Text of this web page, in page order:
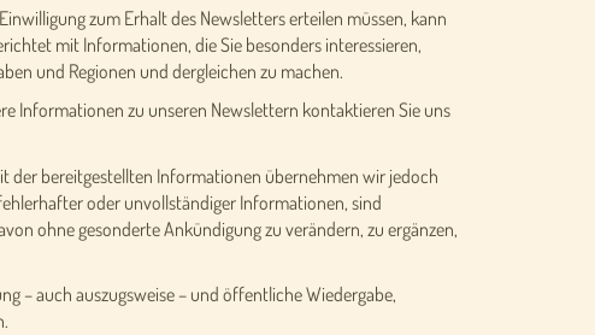
zum Erhalt des Newsletters erteilen müssen, kann
mit Informationen, die Sie besonders interessieren,
und Regionen und dergleichen zu machen.
Informationen zu unseren Newslettern kontaktieren Sie uns
der bereitgestellten Informationen übernehmen wir jedoch
oder unvollständiger Informationen, sind
ohne gesonderte Ankündigung zu verändern, zu ergänzen,
– auch auszugsweise – und öffentliche Wiedergabe,